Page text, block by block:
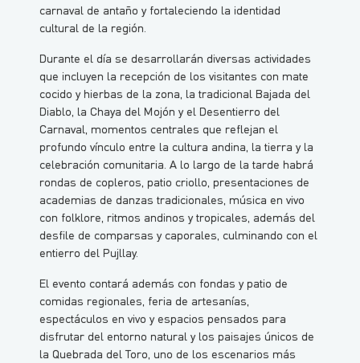
carnaval de antaño y fortaleciendo la identidad
cultural de la región.
Durante el día se desarrollarán diversas actividades
que incluyen la recepción de los visitantes con mate
cocido y hierbas de la zona, la tradicional Bajada del
Diablo, la Chaya del Mojón y el Desentierro del
Carnaval, momentos centrales que reflejan el
profundo vínculo entre la cultura andina, la tierra y la
celebración comunitaria. A lo largo de la tarde habrá
rondas de copleros, patio criollo, presentaciones de
academias de danzas tradicionales, música en vivo
con folklore, ritmos andinos y tropicales, además del
desfile de comparsas y caporales, culminando con el
entierro del Pujllay.
El evento contará además con fondas y patio de
comidas regionales, feria de artesanías,
espectáculos en vivo y espacios pensados para
disfrutar del entorno natural y los paisajes únicos de
la Quebrada del Toro, uno de los escenarios más